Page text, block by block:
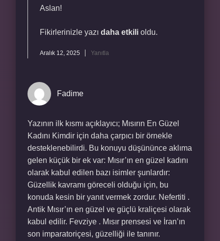
Aslan!
Fikirlerinizle yazı daha etkili oldu.
Aralık 12, 2025 Yanıtla
Fadime
Yazının ilk kısmı açıklayıcı; Mısırın En Güzel
Kadını Kimdir için daha çarpıcı bir örnekle
desteklenebilirdi. Bu konuyu düşününce aklıma
gelen küçük bir ek var: Mısır’ın en güzel kadını
olarak kabul edilen bazı isimler şunlardır:
Güzellik kavramı göreceli olduğu için, bu
konuda kesin bir yanıt vermek zordur. Nefertiti .
Antik Mısır’ın en güzel ve güçlü kraliçesi olarak
kabul edilir. Fevziye . Mısır prensesi ve İran’ın
son imparatoriçesi, güzelliği ile tanınır.